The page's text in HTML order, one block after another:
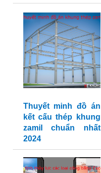
Thuyết minh đồ án
kết cấu thép khung
zamil chuẩn nhất
2024